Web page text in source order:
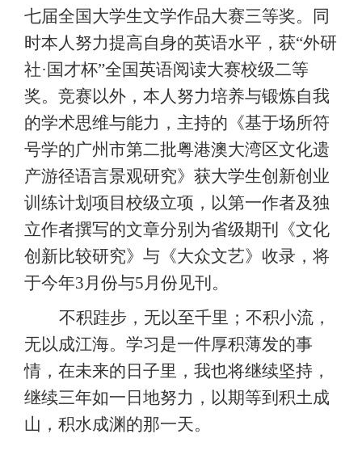
七届全国大学生文学作品大赛三等奖。同
时本人努力提高自身的英语水平，获“外研
社·国才杯”全国英语阅读大赛校级二等
奖。竞赛以外，本人努力培养与锻炼自我
的学术思维与能力，主持的《基于场所符
号学的广州市第二批粤港澳大湾区文化遗
产游径语言景观研究》获大学生创新创业
训练计划项目校级立项，以第一作者及独
立作者撰写的文章分别为省级期刊《文化
创新比较研究》与《大众文艺》收录，将
于今年3月份与5月份见刊。
不积跬步，无以至千里；不积小流，
无以成江海。学习是一件厚积薄发的事
情，在未来的日子里，我也将继续坚持，
继续三年如一日地努力，以期等到积土成
山，积水成渊的那一天。